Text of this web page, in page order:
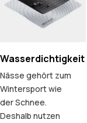
Wasserdichtigkeit
Nässe gehört zum
Wintersport wie
der Schnee.
Deshalb nutzen